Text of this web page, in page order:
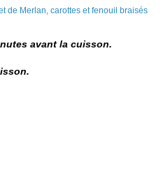
avant la cuisson.